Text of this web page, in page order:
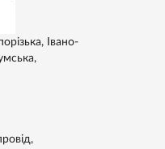
Івано-